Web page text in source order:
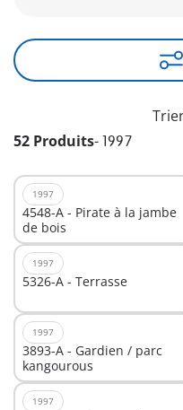
52 Produits- 1997
1997
4548-A - Pirate à la jambe
de bois
1997
5326-A - Terrasse
1997
3893-A - Gardien / parc
kangourous
1997